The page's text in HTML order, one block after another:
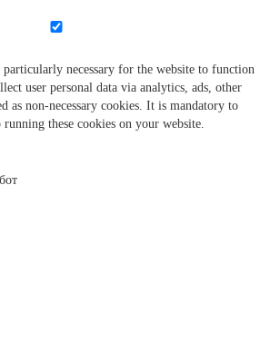
necessary for the website to function
user personal data via analytics, ads, other
as non-necessary cookies. It is mandatory to
these cookies on your website.